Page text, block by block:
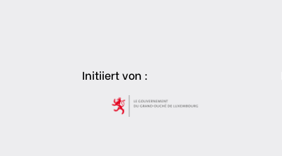
Initiiert von :